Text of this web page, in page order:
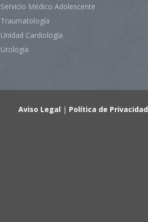
Servicio Médico Adolescente
Traumatología
Unidad Cardiología
Urología
Aviso Legal | Política de Privacidad